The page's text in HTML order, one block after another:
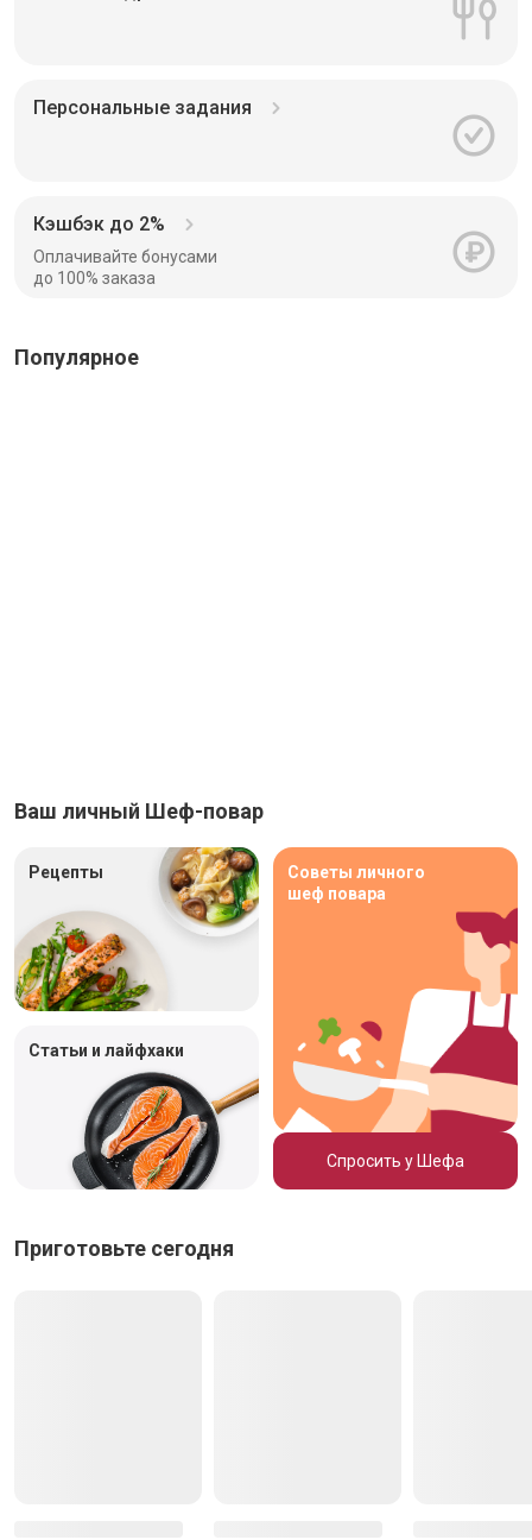
Персональные задания
Кэшбэк до 2%
Оплачивайте бонусами
до 100% заказа
Популярное
Ваш личный Шеф-повар
Рецепты
Советы личного
шеф повара
Спросить у Шефа
Статьи и лайфхаки
Приготовьте сегодня